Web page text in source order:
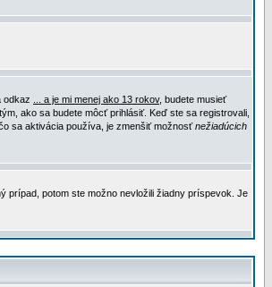
odkaz
... a je mi menej ako 13 rokov, budete musieť
ako sa budete môcť prihlásiť. Keď ste sa registrovali,
sa aktivácia používa, je zmenšiť možnosťnežiadúcich
prípad, potom ste možno nevložili žiadny príspevok. Je